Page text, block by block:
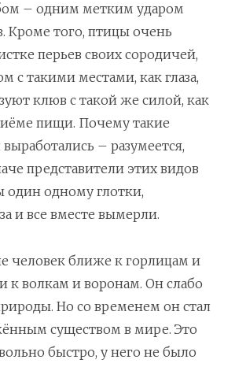
– одним метким ударом
Кроме того, птицы очень
перьев своих сородичей,
с такими местами, как глаза,
клюв с такой же силой, как
пищи. Почему такие
– разумеется,
представители этих видов
один одному глотки,
и все вместе вымерли.
человек ближе к горлицам и
к волкам и воронам. Он слабо
Но со временем он стал
существом в мире. Это
быстро, у него не было